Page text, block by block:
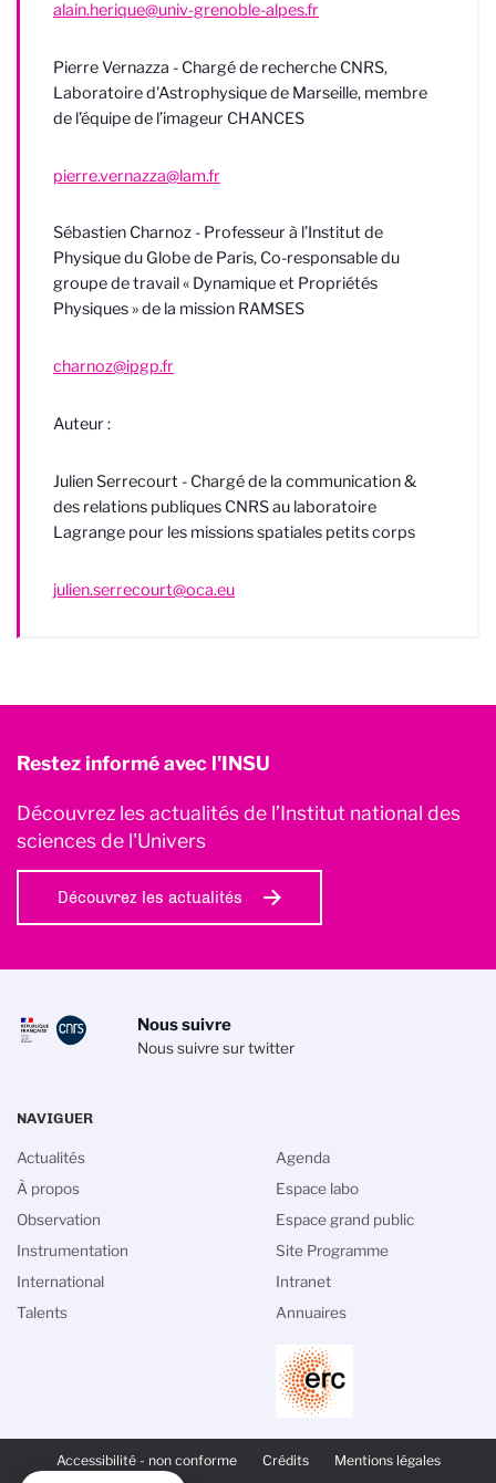
alain.herique@univ-grenoble-alpes.fr
Pierre Vernazza - Chargé de recherche CNRS,
Laboratoire d'Astrophysique de Marseille, membre
de l’équipe de l’imageur CHANCES
pierre.vernazza@lam.fr
Sébastien Charnoz - Professeur à l’Institut de
Physique du Globe de Paris, Co-responsable du
groupe de travail « Dynamique et Propriétés
Physiques » de la mission RAMSES
charnoz@ipgp.fr
Auteur :
Julien Serrecourt - Chargé de la communication &
des relations publiques CNRS au laboratoire
Lagrange pour les missions spatiales petits corps
julien.serrecourt@oca.eu
Restez informé avec l'INSU
Découvrez les actualités de l’Institut national des
sciences de l'Univers
Découvrez les actualités
Nous suivre
Nous suivre sur twitter
PIED
PAGE
Accessibilité - non conforme Crédits Mentions légales
NAVIGUER
Actualités
À propos
Observation
Instrumentation
International
Talents
Agenda
Espace labo
Espace grand public
Site Programme
Intranet
Annuaires